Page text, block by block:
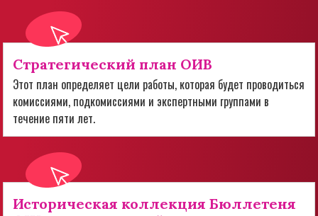
Стратегический план ОИВ
Этот план определяет цели работы, которая будет проводиться
комиссиями, подкомиссиями и экспертными группами в
течение пяти лет.
Историческая коллекция Бюллетеня